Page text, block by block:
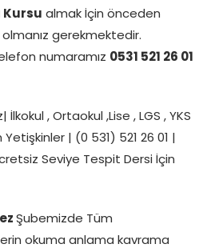
Kursu almak İçin önceden
gerekmektedir.
numaramız 0531 521 26 01
İlkokul , Ortaokul ,Lise , LGS , YKS
Yetişkinler | (0 531) 521 26 01 |
Seviye Tespit Dersi İçin
Şubemizde Tüm
okuma anlama kavrama